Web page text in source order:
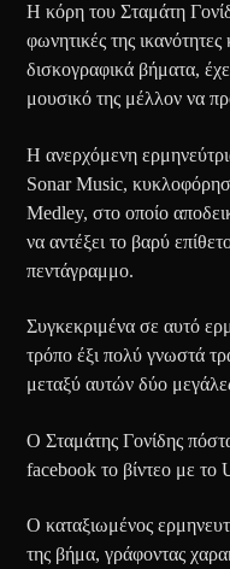
Η κόρη του Σταμάτη
φωνητικές της
δισκογραφικά βήματα,
μουσικό της μέλλον να
Η ανερχόμενη
Sonar Music,
Medley, στο οποίο
να αντέξει το βαρύ
πεντάγραμμο.
Συγκεκριμένα σε αυτό
τρόπο έξι πολύ γνωστά
μεταξύ αυτών δύο
Ο Σταμάτης Γονίδης
facebook το βίντεο με
Ο καταξιωμένος
της βήμα, γράφοντας